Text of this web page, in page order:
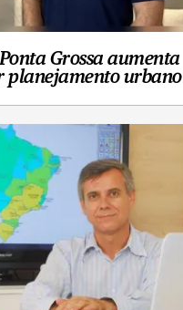
Grossa aumenta
planejamento urbano